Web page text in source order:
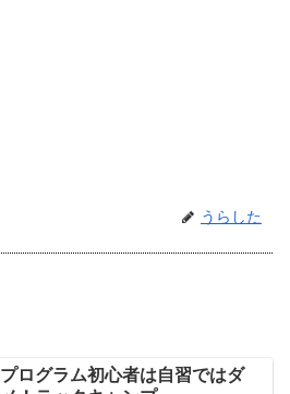
うらした
プログラム初心者は自習ではダ